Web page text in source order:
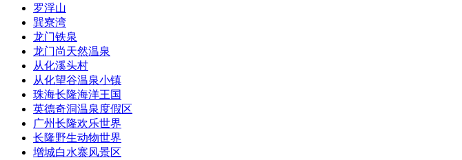
罗浮山
巽寮湾
龙门铁泉
龙门尚天然温泉
从化溪头村
从化望谷温泉小镇
珠海长隆海洋王国
英德奇洞温泉度假区
广州长隆欢乐世界
长隆野生动物世界
增城白水寨风景区